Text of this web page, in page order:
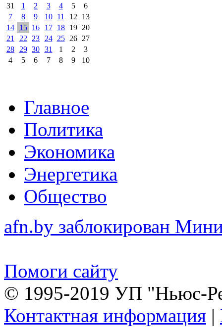
31
1 2 3 4 5
6
7
8 9 10 11 12
13
14
15 16 17 18 19
20
21
22 23 24 25 26
27
28
29 30 31 1 2
3
4
5 6 7 8 9 10
Главное
Политика
Экономика
Энергетика
Общество
afn.by заблокирован
Помоги сайту
© 1995-2019 УП "Ньюс-
Контактная информация |